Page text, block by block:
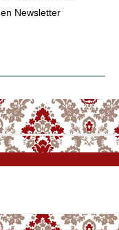
Newsletter